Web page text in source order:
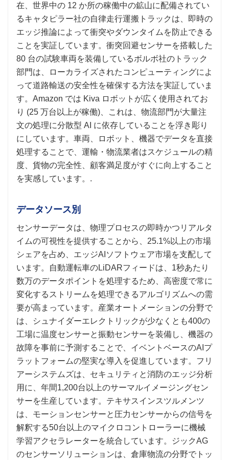
在、世界中の 12 か所の稼働中の鉱山に配備されてい
るキャタピラー社の自律走行運搬トラックは、即時の
エッジ推論によって衝突やダウンタイムを防止できる
ことを実証しています。衝突回避センサーを搭載した
80 台の試験車両を装備しているボルボ社のトラック
部門は、ローカライズされたコンピューティングによ
って道路輸送の安全性を確保する方法を実証していま
す。Amazon では Kiva ロボットが広く使用されてお
り (25 万台以上が稼働)、これは、物流部門が大量注
文の処理に分散型 AI に依存していることを浮き彫り
にしています。車両、ロボット、機器でデータを直接
処理することで、運輸・物流業者はスケジュールの精
度、貨物の完全性、顧客満足度がすぐに向上すること
を実感しています。.
データソース別
センサーデータは、物理プロセスの即時かつリアルタ
イムの可視性を提供することから、25.1%以上の市場
シェアを占め、エッジAIソフトウェア市場を支配して
います。自動運転車のLiDARフィードは、1秒あたり
数万のデータポイントを処理するため、高密度で常に
変化するストリームを処理できるアルゴリズムへの需
要が高まっています。産業オートメーションの分野で
は、シュナイダーエレクトリックが少なくとも400の
工場に温度センサーと振動センサーを装備し、機器の
故障を事前に予測することで、イベントベースのAIプ
ラットフォームの堅実な導入を促進しています。フリ
アーシステムズは、セキュリティと消防のエッジ分析
用に、年間1,200台以上のサーマルイメージングセン
サーを生産しています。テキサスインスツルメンツ
は、モーションセンサーと圧力センサーからの信号を
解釈する50台以上のマイクロコントローラーに機械
学習アクセラレーターを統合しています。ジックAG
のセンサーソリューションは、倉庫物流の分野でトッ